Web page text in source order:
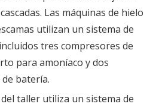
Las máquinas de hielo
utilizan un sistema de
tres compresores de
para amoníaco y dos
batería.
taller utiliza un sistema de